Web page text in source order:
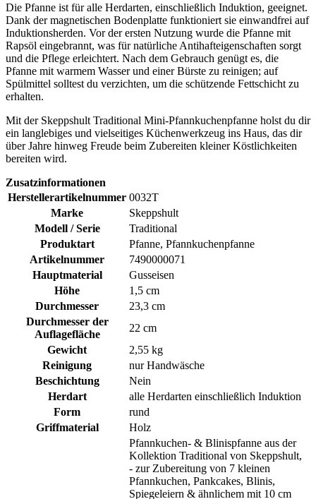
Die Pfanne ist für alle Herdarten, einschließlich Induktion, geeignet.
Dank der magnetischen Bodenplatte funktioniert sie einwandfrei auf
Induktionsherden. Vor der ersten Nutzung wurde die Pfanne mit
Rapsöl eingebrannt, was für natürliche Antihafteigenschaften sorgt
und die Pflege erleichtert. Nach dem Gebrauch genügt es, die
Pfanne mit warmem Wasser und einer Bürste zu reinigen; auf
Spülmittel solltest du verzichten, um die schützende Fettschicht zu
erhalten.
Mit der Skeppshult Traditional Mini-Pfannkuchenpfanne holst du dir
ein langlebiges und vielseitiges Küchenwerkzeug ins Haus, das dir
über Jahre hinweg Freude beim Zubereiten kleiner Köstlichkeiten
bereiten wird.
Zusatzinformationen
Herstellerartikelnummer 0032T
Marke
Skeppshult
Modell / Serie
Traditional
Produktart
Pfanne, Pfannkuchenpfanne
Artikelnummer
7490000071
Hauptmaterial
Gusseisen
Höhe
1,5 cm
Durchmesser
23,3 cm
Durchmesser der
Auflagefläche
22 cm
Gewicht
2,55 kg
Reinigung
nur Handwäsche
Beschichtung
Nein
Herdart
alle Herdarten einschließlich Induktion
Form
rund
Griffmaterial
Holz
Pfannkuchen- & Blinispfanne aus der
Kollektion Traditional von Skeppshult,
- zur Zubereitung von 7 kleinen
Pfannkuchen, Pankcakes, Blinis,
Spiegeleiern & ähnlichem mit 10 cm